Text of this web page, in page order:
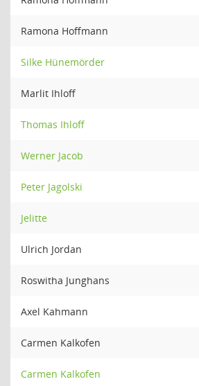
Ramona Hoffmann
Silke Hünemörder
Marlit Ihloff
Thomas Ihloff
Werner Jacob
Peter Jagolski
Jelitte
Ulrich Jordan
Roswitha Junghans
Axel Kahmann
Carmen Kalkofen
Carmen Kalkofen